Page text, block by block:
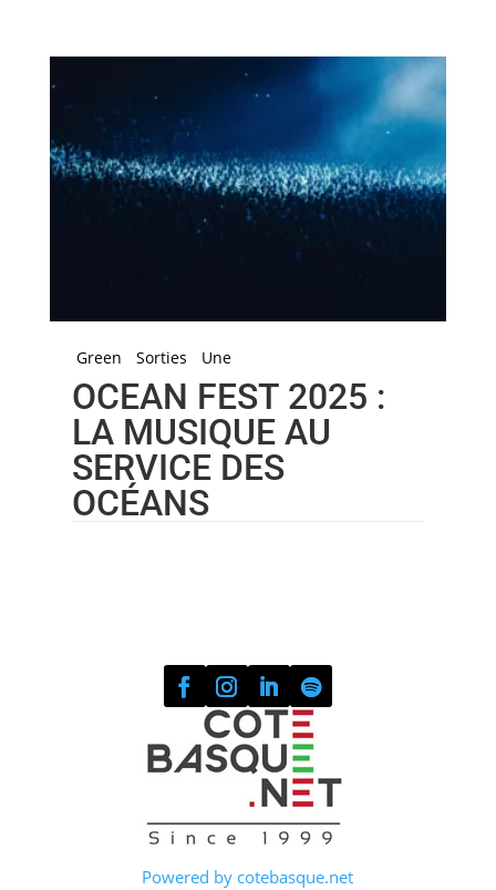
Green Sorties Une
OCEAN FEST 2025 :
LA MUSIQUE AU
SERVICE DES
OCÉANS
Powered by cotebasque.net